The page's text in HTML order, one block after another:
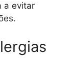
a evitar